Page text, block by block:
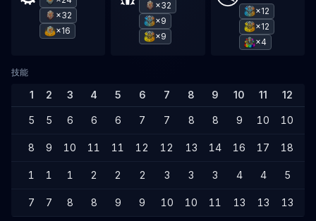
×32
×16
×32
×9
×9
×12
×12
×4
技能
1 2 3 4 5 6 7 8 9 10 11 12
5 5 6 6 6 7 7 8 8 9 10 10
8 9 10 11 11 12 12 13 14 16 17 18
1 1 1 2 2 2 3 3 3 4 4 5
7 7 8 8 9 9 10 10 11 13 13 13